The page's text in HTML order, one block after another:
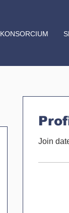
KONSORCIUM
Join